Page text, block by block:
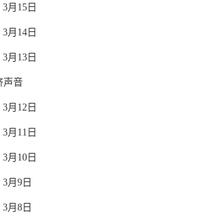
月15日
月14日
月13日
声音
月12日
月11日
月10日
月9日
月8日